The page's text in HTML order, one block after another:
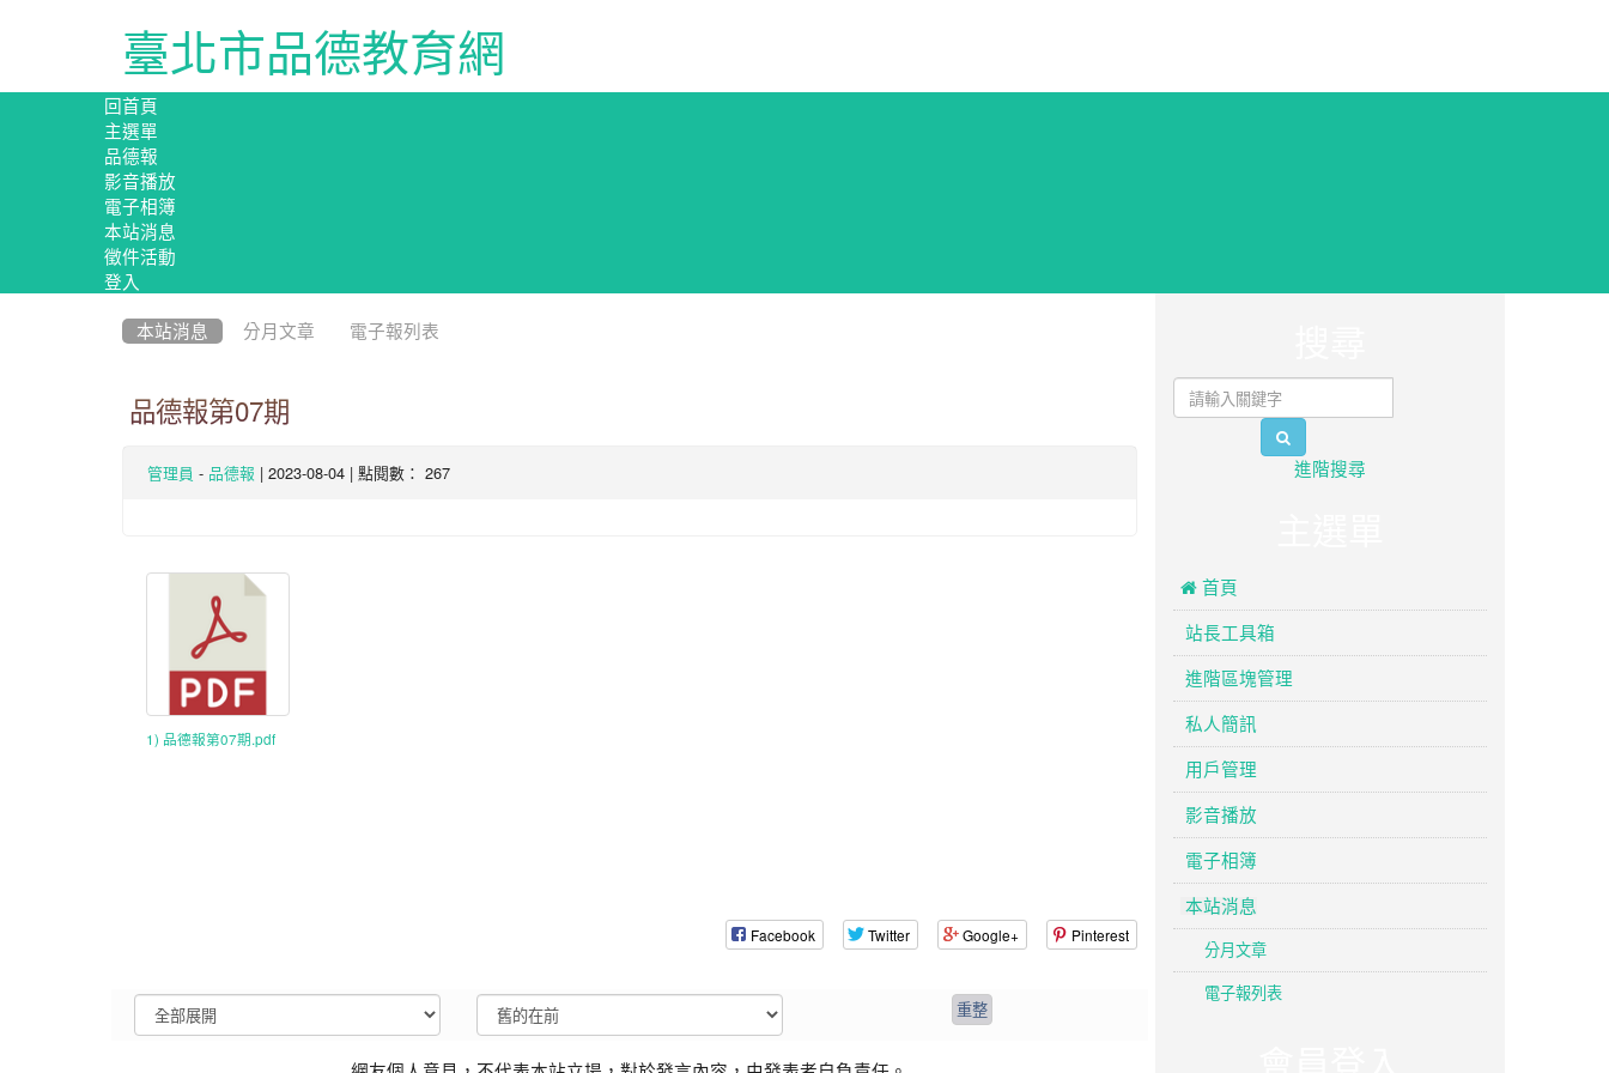
臺北市品德教育網
回首頁
主選單
品德報
影音播放
電子相簿
本站消息
徵件活動
登入
本站消息 分月文章 電子報列表
品德報第07期
管理員 - 品德報 | 2023-08-04 | 點閱數： 267
1) 品德報第07期.pdf
Facebook Twitter Google+ Pinterest
進階搜尋
 首頁
站長工具箱
進階區塊管理
私人簡訊
用戶管理
影音播放
電子相簿
本站消息
分月文章
電子報列表